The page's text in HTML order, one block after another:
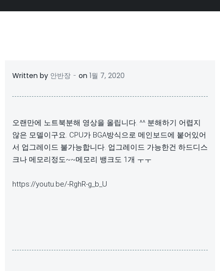
Written by 안반장 - on 1월 7, 2020
오랜만에 노트북분해 영상을 올립니다. ^^ 분해하기 어렵지
않은 모델이구요. CPU가 BGA방식으로 메인보드에 붙어있어
서 업그레이드 불가능합니다. 업그레이드 가능한건 하드디스
크나 메모리정도~~메모리 뱅크도 1개 ㅜㅜ
https://youtu.be/-RghR-g_b_U